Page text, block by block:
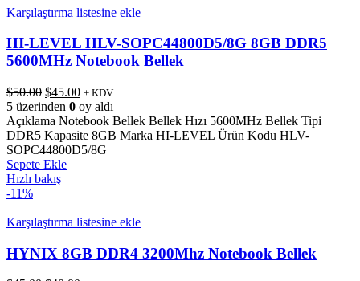
Karşılaştırma listesine ekle
HI-LEVEL HLV-SOPC44800D5/8G 8GB DDR5
5600MHz Notebook Bellek
$50.00 Orijinal
fiyat:
$50.00.
$45.00Şu
andaki
fiyat:
$45.00.
+ KDV
5 üzerinden 0 oy aldı
Açıklama Notebook Bellek Bellek Hızı 5600MHz Bellek Tipi
DDR5 Kapasite 8GB Marka HI-LEVEL Ürün Kodu HLV-
SOPC44800D5/8G
Sepete Ekle
Hızlı bakış
-11%
Karşılaştırma listesine ekle
HYNIX 8GB DDR4 3200Mhz Notebook Bellek